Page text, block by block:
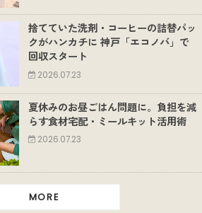
捨てていた洗剤・コーヒーの詰替パッ
クがハンカチに 神戸「エコノバ」で
回収スタート
2026.07.23
夏休みのお昼ごはん問題に。負担を減
らす食材宅配・ミールキット活用術
2026.07.23
MORE